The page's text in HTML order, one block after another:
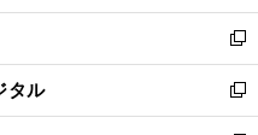
開
く
ウ
で
開
く
ン
ド
ウ
で
開
ウ
ィ
ン
ド
ウ
新
し
い
ウ
タル
新
し